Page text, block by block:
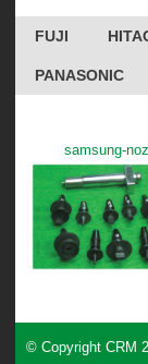
FUJI
PANASONIC
samsung-
© Copyright CRM